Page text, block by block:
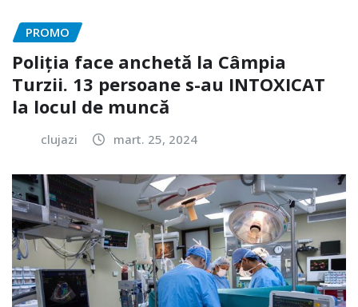
PROMO
Poliția face anchetă la Câmpia
Turzii. 13 persoane s-au INTOXICAT
la locul de muncă
clujazi mart. 25, 2024